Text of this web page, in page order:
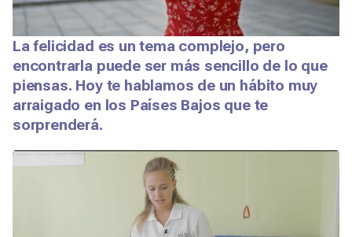
La felicidad es un tema complejo, pero
encontrarla puede ser más sencillo de lo que
piensas. Hoy te hablamos de un hábito muy
arraigado en los Países Bajos que te
sorprenderá.